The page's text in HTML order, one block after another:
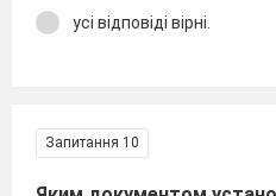
усі відповіді вірні.
Запитання 10